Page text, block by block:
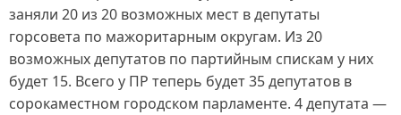
заняли 20 из 20 возможных мест в депутаты
горсовета по мажоритарным округам. Из 20
возможных депутатов по партийным спискам у них
будет 15. Всего у ПР теперь будет 35 депутатов в
сорокаместном городском парламенте. 4 депутата —